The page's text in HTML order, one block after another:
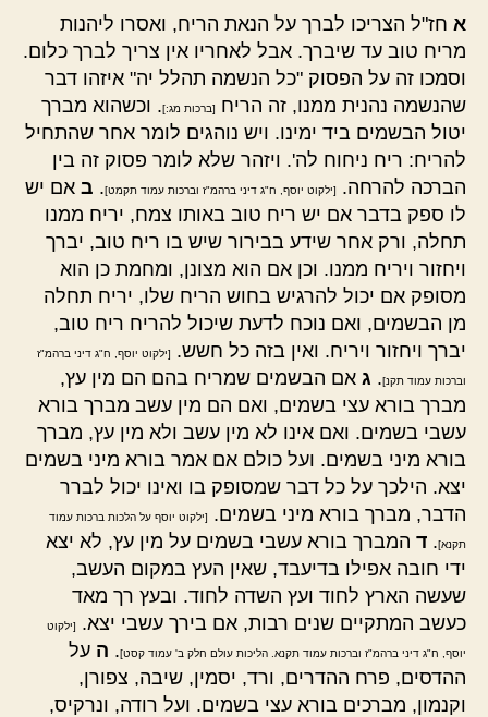
א חז"ל הצריכו לברך על הנאת הריח, ואסרו ליהנות
מריח טוב עד שיברך. אבל לאחריו אין צריך לברך כלום.
וסמכו זה על הפסוק "כל הנשמה תהלל יה" איזהו דבר
שהנשמה נהנית ממנו, זה הריח
[ברכות מג:]. וכשהוא מברך
יטול הבשמים ביד ימינו. ויש נוהגים לומר אחר שהתחיל
להריח: ריח ניחוח לה'. ויזהר שלא לומר פסוק זה בין
הברכה להרחה.
[ילקוט יוסף, ח"ג דיני ברהמ"ז וברכות עמוד תקמט]. ב אם יש
לו ספק בדבר אם יש ריח טוב באותו צמח, יריח ממנו
תחלה, ורק אחר שידע בבירור שיש בו ריח טוב, יברך
ויחזור ויריח ממנו. וכן אם הוא מצונן, ומחמת כן הוא
מסופק אם יכול להרגיש בחוש הריח שלו, יריח תחלה
מן הבשמים, ואם נוכח לדעת שיכול להריח ריח טוב,
יברך ויחזור ויריח. ואין בזה כל חשש.
[ילקוט יוסף, ח"ג דיני ברהמ"ז
וברכות עמוד תקנ]. ג אם הבשמים שמריח בהם הם מין עץ,
מברך בורא עצי בשמים, ואם הם מין עשב מברך בורא
עשבי בשמים. ואם אינו לא מין עשב ולא מין עץ, מברך
בורא מיני בשמים. ועל כולם אם אמר בורא מיני בשמים
יצא. הילכך על כל דבר שמסופק בו ואינו יכול לברר
הדבר, מברך בורא מיני בשמים.
[ילקוט יוסף על הלכות ברכות עמוד
תקנא]. ד המברך בורא עשבי בשמים על מין עץ, לא יצא
ידי חובה אפילו בדיעבד, שאין העץ במקום העשב,
שעשה הארץ לחוד ועץ השדה לחוד. ובעץ רך מאד
כעשב המתקיים שנים רבות, אם בירך עשבי יצא.
[ילקוט
יוסף, ח"ג דיני ברהמ"ז וברכות עמוד תקנא. הליכות עולם חלק ב' עמוד קסט]. ה על
ההדסים, פרח ההדרים, ורד, יסמין, שיבה, צפורן,
וקנמון, מברכים בורא עצי בשמים. ועל רודה, ונרקיס,